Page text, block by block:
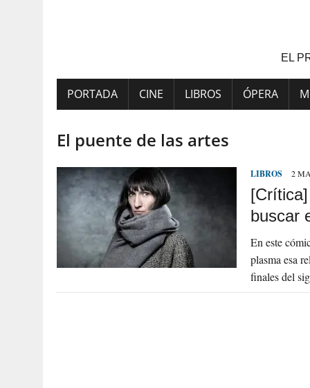
EL
PORTADA CINE LIBROS ÓPERA
El puente de las artes
LIBROS 2
buscar
En este
plasma esa
finales del